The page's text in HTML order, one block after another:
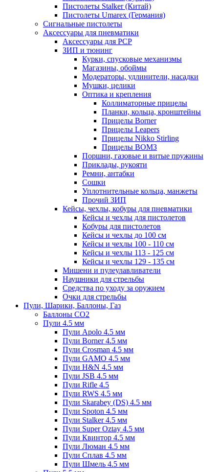
Пистолеты Stalker (Китай)
Пистолеты Umarex (Германия)
Сигнальные пистолеты
Аксессуары для пневматики
Аксессуары для PCP
ЗИП и тюнинг
Курки, спусковые механизмы
Магазины, обоймы
Модераторы, удлинители, насадки
Мушки, целики
Оптика и крепления
Коллиматорные прицелы
Планки, кольца, кронштейны
Прицелы Borner
Прицелы Leapers
Прицелы Nikko Stirling
Прицелы ВОМЗ
Поршни, газовые и витые пружины
Приклады, рукояти
Ремни, антабки
Сошки
Уплотнительные кольца, манжеты
Прочий ЗИП
Кейсы, чехлы, кобуры для пневматики
Кейсы и чехлы для пистолетов
Кобуры для пистолетов
Кейсы и чехлы до 100 см
Кейсы и чехлы 100 - 110 см
Кейсы и чехлы 113 - 125 см
Кейсы и чехлы 129 - 135 см
Мишени и пулеулавливатели
Наушники для стрельбы
Средства по уходу за оружием
Очки для стрельбы
Пули, Шарики, Баллоны, Газ
Баллоны CO2
Пули 4.5 мм
Пули Apolo 4.5 мм
Пули Borner 4.5 мм
Пули Crosman 4.5 мм
Пули GAMO 4.5 мм
Пули H&N 4.5 мм
Пули JSB 4.5 мм
Пули Rifle 4.5
Пули RWS 4.5 мм
Пули Skarabey (DS) 4.5 мм
Пули Spoton 4.5 мм
Пули Stalker 4.5 мм
Пули Super Oztay 4.5 мм
Пули Квинтор 4.5 мм
Пули Люман 4.5 мм
Пули Сплав 4.5 мм
Пули Шмель 4.5 мм